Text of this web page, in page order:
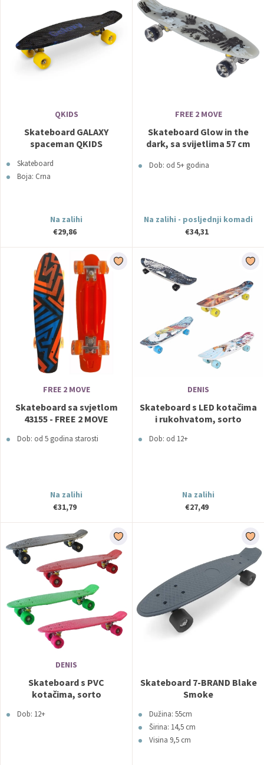
QKIDS
Skateboard GALAXY
spaceman QKIDS
Skateboard
Boja: Crna
Na zalihi
€29,86
FREE 2 MOVE
Skateboard Glow in the
dark, sa svijetlima 57 cm
Dob: od 5+ godina
Na zalihi - posljednji komadi
€34,31
FREE 2 MOVE
Skateboard sa svjetlom
43155 - FREE 2 MOVE
Dob: od 5 godina starosti
Na zalihi
€31,79
DENIS
Skateboard s LED kotačima
i rukohvatom, sorto
Dob: od 12+
Na zalihi
€27,49
DENIS
Skateboard s PVC
kotačima, sorto
Dob: 12+
Skateboard 7-BRAND Blake
Smoke
Dužina: 55cm
Širina: 14,5 cm
Visina 9,5 cm